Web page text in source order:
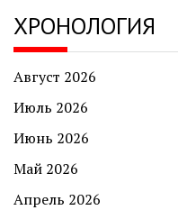
ХРОНОЛОГИЯ
Август 2026
Июль 2026
Июнь 2026
Май 2026
Апрель 2026